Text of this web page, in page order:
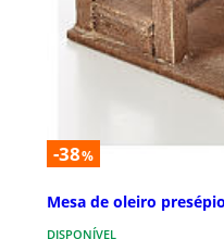
-38%
Mesa de oleiro
DISPONÍVEL